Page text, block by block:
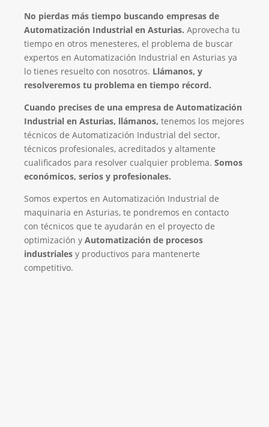
No pierdas más tiempo buscando empresas de
Automatización Industrial en Asturias. Aprovecha tu
tiempo en otros menesteres, el problema de buscar
expertos en Automatización Industrial en Asturias ya
lo tienes resuelto con nosotros. Llámanos, y
resolveremos tu problema en tiempo récord.
Cuando precises de una empresa de Automatización
Industrial en Asturias, llámanos, tenemos los mejores
técnicos de Automatización Industrial del sector,
técnicos profesionales, acreditados y altamente
cualificados para resolver cualquier problema. Somos
económicos, serios y profesionales.
Somos expertos en Automatización Industrial de
maquinaria en Asturias, te pondremos en contacto
con técnicos que te ayudarán en el proyecto de
optimización y Automatización de procesos
industriales y productivos para mantenerte
competitivo.